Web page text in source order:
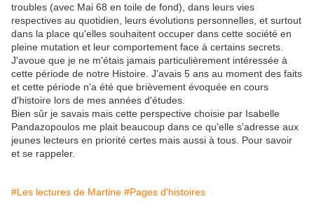
troubles (avec Mai 68 en toile de fond), dans leurs vies
respectives au quotidien, leurs évolutions personnelles, et surtout
dans la place qu'elles souhaitent occuper dans cette société en
pleine mutation et leur comportement face à certains secrets.
J'avoue que je ne m'étais jamais particulièrement intéressée à
cette période de notre Histoire. J'avais 5 ans au moment des faits
et cette période n'a été que brièvement évoquée en cours
d'histoire lors de mes années d'études.
Bien sûr je savais mais cette perspective choisie par Isabelle
Pandazopoulos me plait beaucoup dans ce qu'elle s'adresse aux
jeunes lecteurs en priorité certes mais aussi à tous. Pour savoir
et se rappeler.
#Les lectures de Martine #Pages d'histoires